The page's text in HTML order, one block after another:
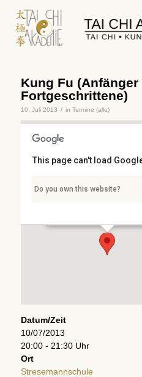
Kung Fu (Anfänger
Fortgeschrittene)
10. Juli 2013 / in Termine (alle)
This page can't load
Do you own this website?
Datum/Zeit
10/07/2013
20:00 - 21:30 Uhr
Ort
Stresemannschule